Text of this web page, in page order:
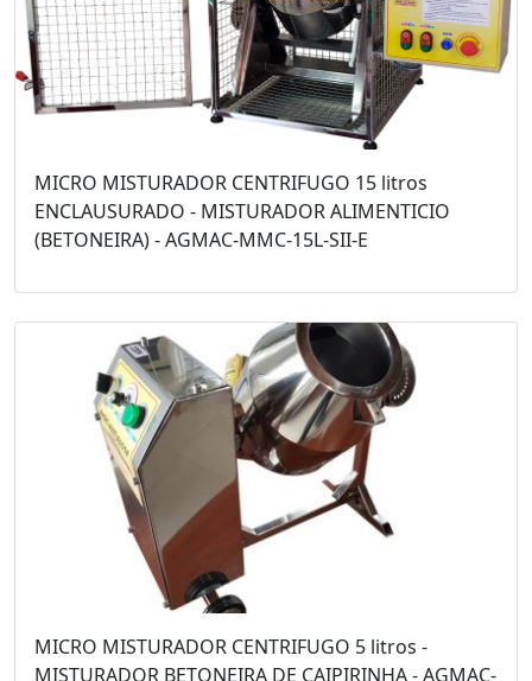
MICRO MISTURADOR CENTRIFUGO 15 litros
ENCLAUSURADO - MISTURADOR ALIMENTICIO
(BETONEIRA) - AGMAC-MMC-15L-SII-E
MICRO MISTURADOR CENTRIFUGO 5 litros -
MISTURADOR BETONEIRA DE CAIPIRINHA - AGMAC-